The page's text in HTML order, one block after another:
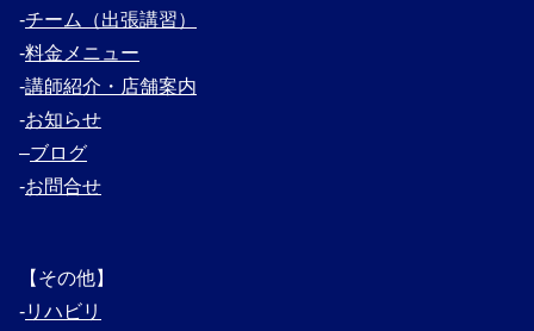
‐チーム（出張講習）
‐料金メニュー
‐講師紹介・ 店舗案内
‐お知らせ
–ブログ
‐お問合せ
【その他】
‐リハビリ